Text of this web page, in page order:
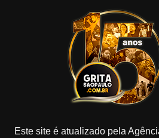
Este site é atualizado pela